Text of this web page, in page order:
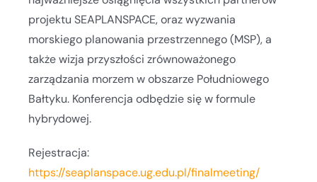
projektu SEAPLANSPACE, oraz wyzwania
morskiego planowania przestrzennego (MSP), a
także wizja przyszłości zrównoważonego
zarządzania morzem w obszarze Południowego
Bałtyku. Konferencja odbędzie się w formule
hybrydowej.
Rejestracja:
https://seaplanspace.ug.edu.pl/finalmeeting/